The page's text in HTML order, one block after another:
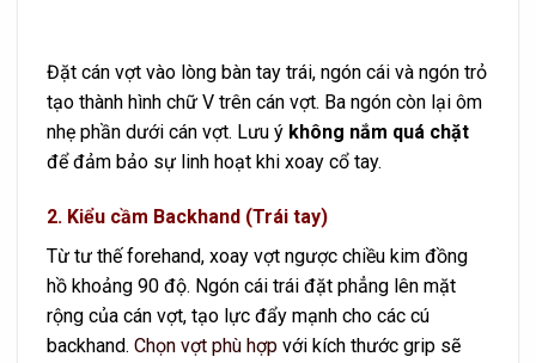
Đặt cán vợt vào lòng bàn tay trái, ngón cái và ngón trỏ
tạo thành hình chữ V trên cán vợt. Ba ngón còn lại ôm
nhẹ phần dưới cán vợt. Lưu ý không nắm quá chặt
để đảm bảo sự linh hoạt khi xoay cổ tay.
2. Kiểu cầm Backhand (Trái tay)
Từ tư thế forehand, xoay vợt ngược chiều kim đồng
hồ khoảng 90 độ. Ngón cái trái đặt phẳng lên mặt
rộng của cán vợt, tạo lực đẩy mạnh cho các cú
backhand. Chọn vợt phù hợp với kích thước grip sẽ